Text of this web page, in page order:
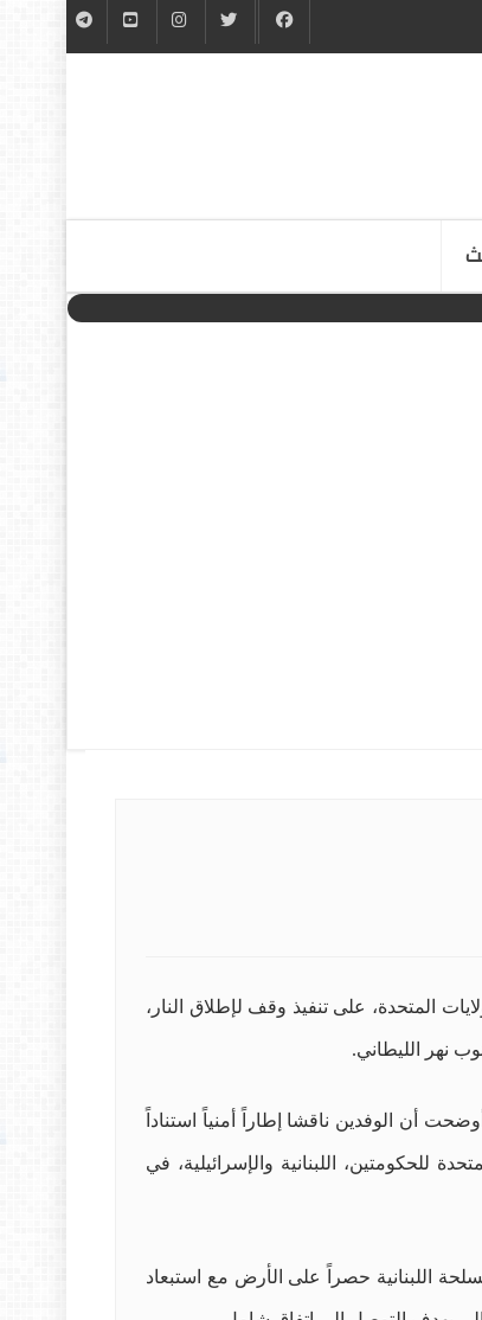
المتحدة، على تنفيذ وقف لإطلاق النار،
نهر الليطاني.
أن الوفدين ناقشا إطاراً أمنياً استناداً
استمرار دعم الولايات المتحدة للحكومتين، اللبنانية والإسرائيلية، في
اللبنانية حصراً على الأرض مع استبعاد